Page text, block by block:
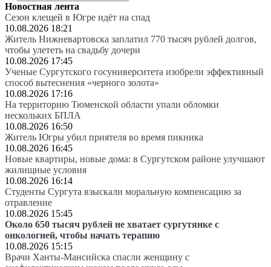
Новостная лента
Сезон клещей в Югре идёт на спад
10.08.2026 18:21
Житель Нижневартовска заплатил 770 тысяч рублей долгов,
чтобы улететь на свадьбу дочери
10.08.2026 17:45
Ученые Сургутского госуниверситета изобрели эффективный
способ вытеснения «черного золота»
10.08.2026 17:16
На территорию Тюменской области упали обломки
нескольких БПЛА
10.08.2026 16:50
Житель Югры убил приятеля во время пикника
10.08.2026 16:45
Новые квартиры, новые дома: в Сургутском районе улучшают
жилищные условия
10.08.2026 16:14
Студенты Сургута взыскали моральную компенсацию за
отравление
10.08.2026 15:45
Около 650 тысяч рублей не хватает сургутянке с
онкологией, чтобы начать терапию
10.08.2026 15:15
Врачи Ханты-Мансийска спасли женщину с